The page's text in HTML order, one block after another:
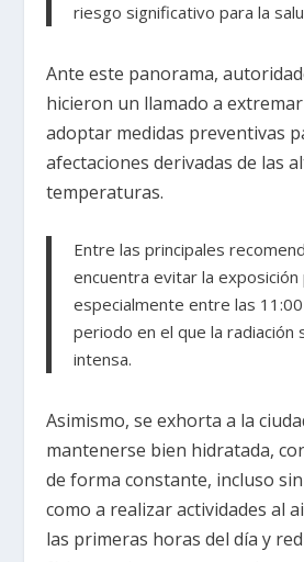
riesgo significativo para la
Ante este panorama,
hicieron un llamado a
adoptar medidas preventivas
afectaciones derivadas de las
temperaturas.
Entre las principales
encuentra evitar la exposición
especialmente entre las
periodo en el que la radiación
intensa.
Asimismo, se exhorta a la
mantenerse bien hidratada,
de forma constante, incluso
como a realizar actividades al
las primeras horas del día y